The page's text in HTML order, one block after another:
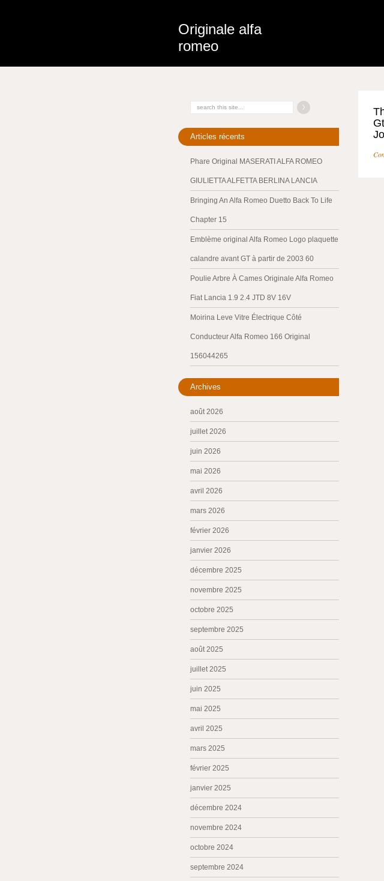
Originale alfa
romeo
Articles récents
Phare Original MASERATI ALFA ROMEO
GIULIETTA ALFETTA BERLINA LANCIA
Bringing An Alfa Romeo Duetto Back To Life
Chapter 15
Emblème original Alfa Romeo Logo plaquette
calandre avant GT à partir de 2003 60
Poulie Arbre À Cames Originale Alfa Romeo
Fiat Lancia 1.9 2.4 JTD 8V 16V
Moirina Leve Vitre Électrique Côté
Conducteur Alfa Romeo 166 Original
156044265
Archives
août 2026
juillet 2026
juin 2026
mai 2026
avril 2026
mars 2026
février 2026
janvier 2026
décembre 2025
novembre 2025
octobre 2025
septembre 2025
août 2025
juillet 2025
juin 2025
mai 2025
avril 2025
mars 2025
février 2025
janvier 2025
décembre 2024
novembre 2024
octobre 2024
septembre 2024